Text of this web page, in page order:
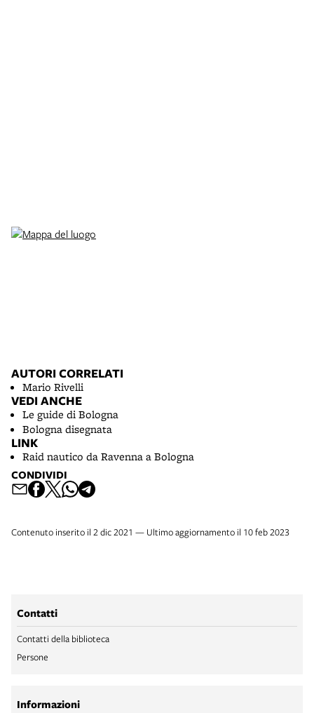
AUTORI CORRELATI
Mario Rivelli
VEDI ANCHE
Le guide di Bologna
Bologna disegnata
LINK
Raid nautico da Ravenna a Bologna
CONDIVIDI
Contenuto inserito il 2 dic 2021 — Ultimo aggiornamento il 10 feb 2023
Contatti
Contatti della biblioteca
Persone
Informazioni